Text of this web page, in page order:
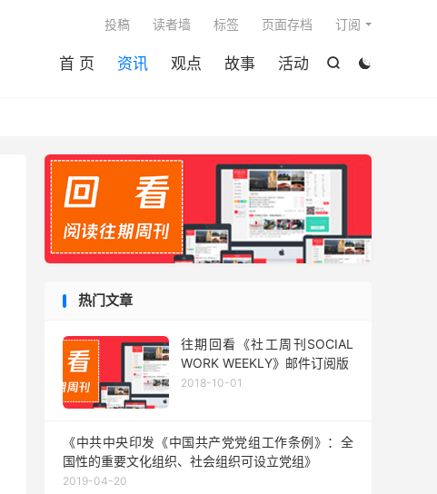


首 页 资讯 观点 故事 活动
投稿 读者墙 标签 页面存档 订阅
热门文章
往期回看《社工周刊SOCIAL
WORK WEEKLY》邮件订阅版
2018-10-01
《中共中央印发《中国共产党党组工作条例》：全
国性的重要文化组织、社会组织可设立党组》
2019-04-20